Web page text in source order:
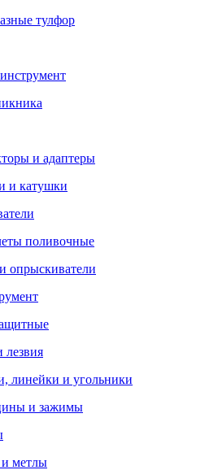
тулфор
и адаптеры
и катушки
поливочные
опрыскиватели
линейки и угольники
и зажимы
метлы